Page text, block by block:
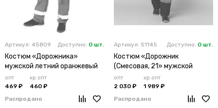
Артикул: 45809 Доступно: 0 шт.
Костюм «Дорожника»
мужской летний оранжевый
опт
469 ₽
кр.опт
460 ₽
Распродано
Артикул: 51145 Доступно: 0 шт.
Костюм «Дорожник
(Смесовая, 21» мужской
утепленный лимонный
опт
2 030 ₽
кр.опт
1 989 ₽
Распродано